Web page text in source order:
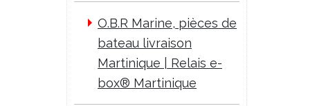
O.B.R Marine, pièces de
bateau livraison
Martinique | Relais e-
box® Martinique